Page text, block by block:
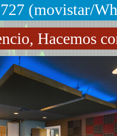
(movistar/
Hacemos